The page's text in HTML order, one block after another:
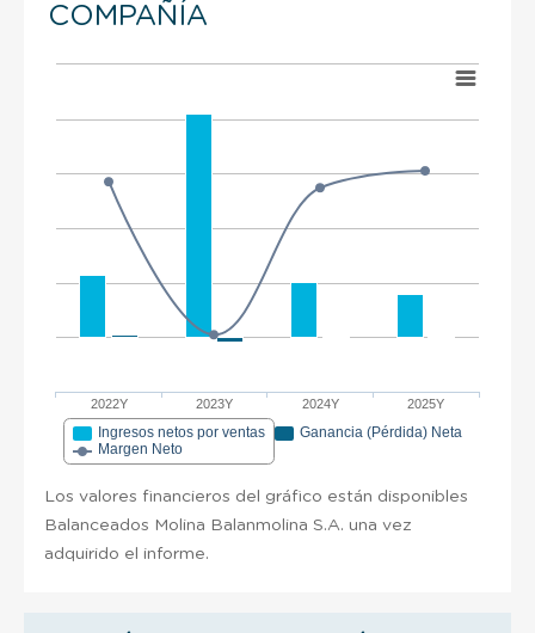
COMPAÑÍA
2022Y 2023Y 2024Y 2025Y
Ingresos netos por ventas
Ganancia (Pérdida) Neta
Margen Neto
Los valores financieros del gráfico están disponibles
Balanceados Molina Balanmolina S.A. una vez
adquirido el informe.